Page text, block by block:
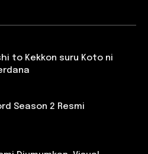
to Kekkon suru Koto ni
Season 2 Resmi